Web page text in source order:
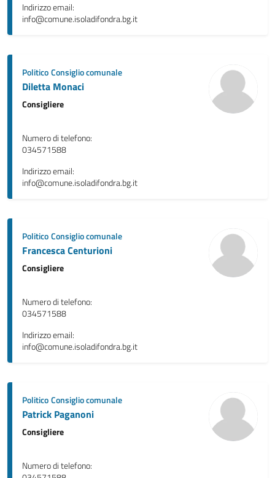
Indirizzo email:
info@comune.isoladifondra.bg.it
PoliticoConsiglio comunale
Diletta Monaci
Consigliere
Numero di telefono:
034571588
Indirizzo email:
info@comune.isoladifondra.bg.it
PoliticoConsiglio comunale
Francesca Centurioni
Consigliere
Numero di telefono:
034571588
Indirizzo email:
info@comune.isoladifondra.bg.it
PoliticoConsiglio comunale
Patrick Paganoni
Consigliere
Numero di telefono: